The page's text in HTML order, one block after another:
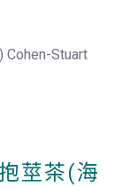
Cohen-Stuart
莖茶(海